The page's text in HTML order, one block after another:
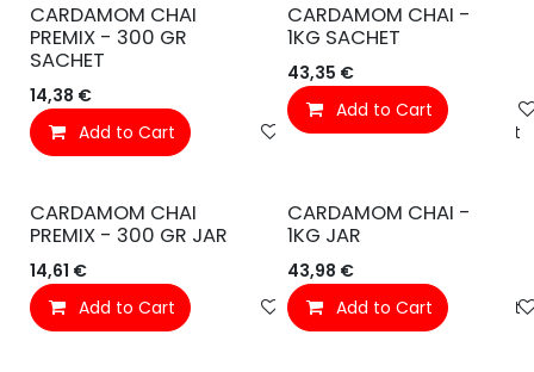
CARDAMOM CHAI
PREMIX - 300 GR
SACHET
14,38 €
Add to Cart
Toevoegen aan verlanglijst
CARDAMOM CHAI -
1KG SACHET
43,35 €
Add to Cart
CARDAMOM CHAI
PREMIX - 300 GR JAR
14,61 €
Add to Cart
Toevoegen aan verlanglijst
CARDAMOM CHAI -
1KG JAR
43,98 €
Add to Cart